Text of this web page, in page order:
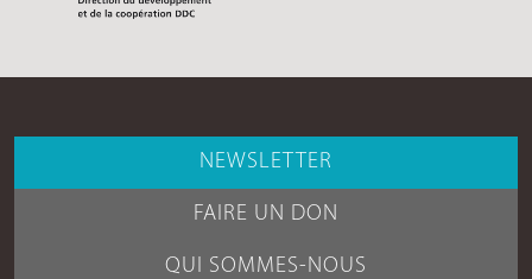
NEWSLETTER
FAIRE UN DON
QUI SOMMES-NOUS